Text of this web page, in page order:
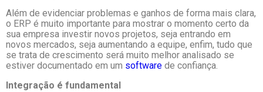
Além de evidenciar problemas e ganhos de forma mais clara,
o ERP é muito importante para mostrar o momento certo da
sua empresa investir novos projetos, seja entrando em
novos mercados, seja aumentando a equipe, enfim, tudo que
se trata de crescimento será muito melhor analisado se
estiver documentado em um software de confiança.
Integração é fundamental